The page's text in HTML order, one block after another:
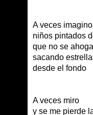
A veces imagino
niños pintados
que no se
sacando
desde el fondo
A veces miro
y se me pierde